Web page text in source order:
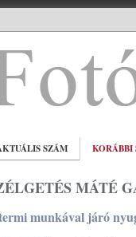
SZÁM KORÁBBI
MÁTÉ
munkával járó